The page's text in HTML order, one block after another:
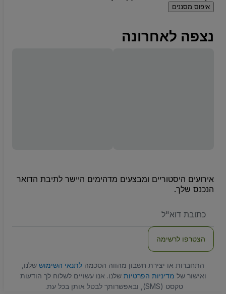
איפוס מסננים
נצפה לאחרונה
אירועים היסטוריים ומבצעים מדהימים היישר לתיבת הדואר
הנכנס שלך.
שלכם
הצטרפו לרשימה
התחברות או יצירת חשבון מהווה הסכמה לתנאי השימוש שלנו,
ואישור של מדיניות הפרטיות שלנו. אנו עשויים לשלוח לך הודעות
טקסט (SMS), ובאפשרותך לבטל אותן בכל עת.